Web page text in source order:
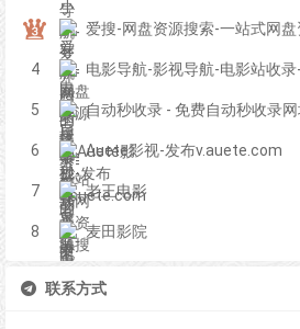
4 电影导航-影视导航-电影站收
5 自动秒收录 - 免费自动秒收录
6 Auete影视-发布v.auete.com
7 老王电影
8 麦田影院
联系方式